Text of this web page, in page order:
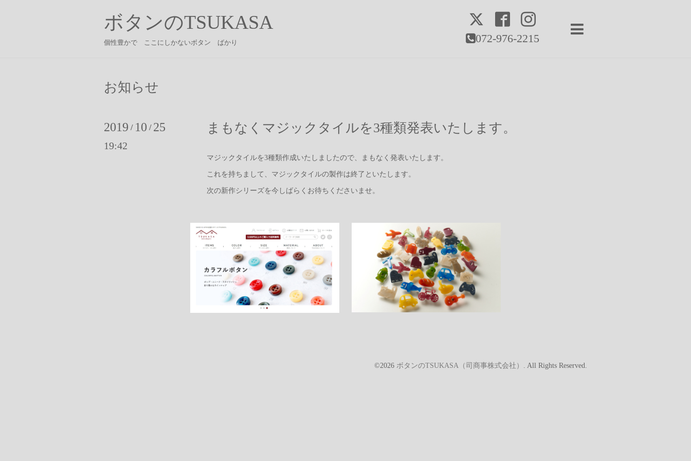
072-976-2215
ボタンのTSUKASA
個性豊かで ここにしかないボタン ばかり
お知らせ
2019 / 10 / 25
19:42
まもなくマジックタイルを3種類発表いたします。
マジックタイルを3種類作成いたしましたので、まもなく発表いたします。
これを持ちまして、マジックタイルの製作は終了といたします。
次の新作シリーズを今しばらくお待ちくださいませ。
©2026 ボタンのTSUKASA（司商事株式会社） . All Rights Reserved.